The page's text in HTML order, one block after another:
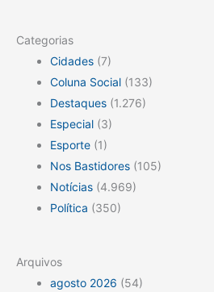
Categorias
Cidades (7)
Coluna Social (133)
Destaques (1.276)
Especial (3)
Esporte (1)
Nos Bastidores (105)
Notícias (4.969)
Política (350)
Arquivos
agosto 2026 (54)